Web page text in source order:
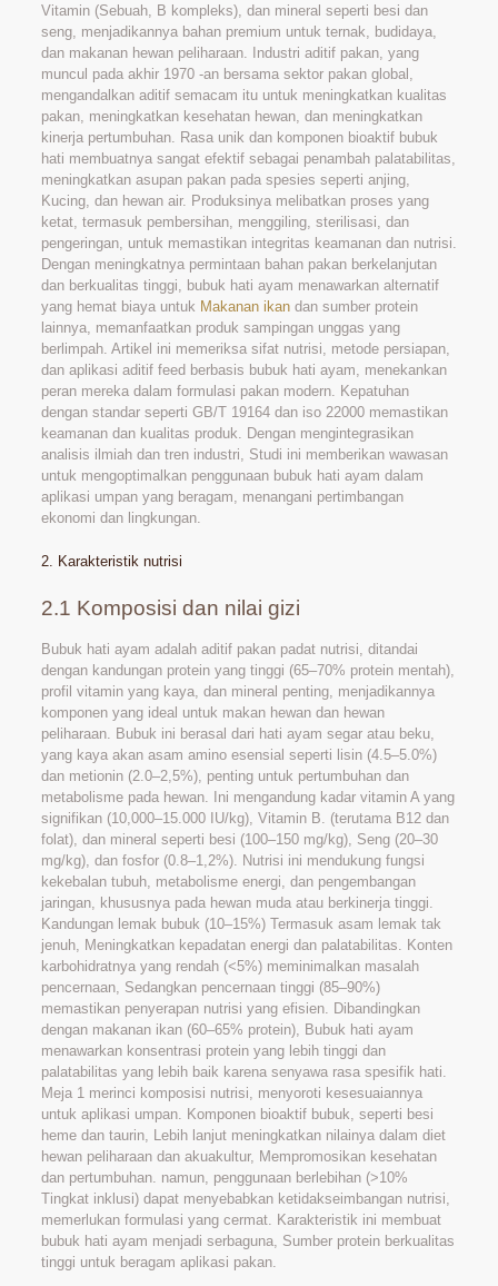
Vitamin (Sebuah, B kompleks), dan mineral seperti besi dan
seng, menjadikannya bahan premium untuk ternak, budidaya,
dan makanan hewan peliharaan. Industri aditif pakan, yang
muncul pada akhir 1970 -an bersama sektor pakan global,
mengandalkan aditif semacam itu untuk meningkatkan kualitas
pakan, meningkatkan kesehatan hewan, dan meningkatkan
kinerja pertumbuhan. Rasa unik dan komponen bioaktif bubuk
hati membuatnya sangat efektif sebagai penambah palatabilitas,
meningkatkan asupan pakan pada spesies seperti anjing,
Kucing, dan hewan air. Produksinya melibatkan proses yang
ketat, termasuk pembersihan, menggiling, sterilisasi, dan
pengeringan, untuk memastikan integritas keamanan dan nutrisi.
Dengan meningkatnya permintaan bahan pakan berkelanjutan
dan berkualitas tinggi, bubuk hati ayam menawarkan alternatif
yang hemat biaya untuk Makanan ikandan sumber protein
lainnya, memanfaatkan produk sampingan unggas yang
berlimpah. Artikel ini memeriksa sifat nutrisi, metode persiapan,
dan aplikasi aditif feed berbasis bubuk hati ayam, menekankan
peran mereka dalam formulasi pakan modern. Kepatuhan
dengan standar seperti GB/T 19164 dan iso 22000 memastikan
keamanan dan kualitas produk. Dengan mengintegrasikan
analisis ilmiah dan tren industri, Studi ini memberikan wawasan
untuk mengoptimalkan penggunaan bubuk hati ayam dalam
aplikasi umpan yang beragam, menangani pertimbangan
ekonomi dan lingkungan.
2. Karakteristik nutrisi
2.1 Komposisi dan nilai gizi
Bubuk hati ayam adalah aditif pakan padat nutrisi, ditandai
dengan kandungan protein yang tinggi (65–70% protein mentah),
profil vitamin yang kaya, dan mineral penting, menjadikannya
komponen yang ideal untuk makan hewan dan hewan
peliharaan. Bubuk ini berasal dari hati ayam segar atau beku,
yang kaya akan asam amino esensial seperti lisin (4.5–5.0%)
dan metionin (2.0–2,5%), penting untuk pertumbuhan dan
metabolisme pada hewan. Ini mengandung kadar vitamin A yang
signifikan (10,000–15.000 IU/kg), Vitamin B. (terutama B12 dan
folat), dan mineral seperti besi (100–150 mg/kg), Seng (20–30
mg/kg), dan fosfor (0.8–1,2%). Nutrisi ini mendukung fungsi
kekebalan tubuh, metabolisme energi, dan pengembangan
jaringan, khususnya pada hewan muda atau berkinerja tinggi.
Kandungan lemak bubuk (10–15%) Termasuk asam lemak tak
jenuh, Meningkatkan kepadatan energi dan palatabilitas. Konten
karbohidratnya yang rendah (<5%) meminimalkan masalah
pencernaan, Sedangkan pencernaan tinggi (85–90%)
memastikan penyerapan nutrisi yang efisien. Dibandingkan
dengan makanan ikan (60–65% protein), Bubuk hati ayam
menawarkan konsentrasi protein yang lebih tinggi dan
palatabilitas yang lebih baik karena senyawa rasa spesifik hati.
Meja 1 merinci komposisi nutrisi, menyoroti kesesuaiannya
untuk aplikasi umpan. Komponen bioaktif bubuk, seperti besi
heme dan taurin, Lebih lanjut meningkatkan nilainya dalam diet
hewan peliharaan dan akuakultur, Mempromosikan kesehatan
dan pertumbuhan. namun, penggunaan berlebihan (>10%
Tingkat inklusi) dapat menyebabkan ketidakseimbangan nutrisi,
memerlukan formulasi yang cermat. Karakteristik ini membuat
bubuk hati ayam menjadi serbaguna, Sumber protein berkualitas
tinggi untuk beragam aplikasi pakan.